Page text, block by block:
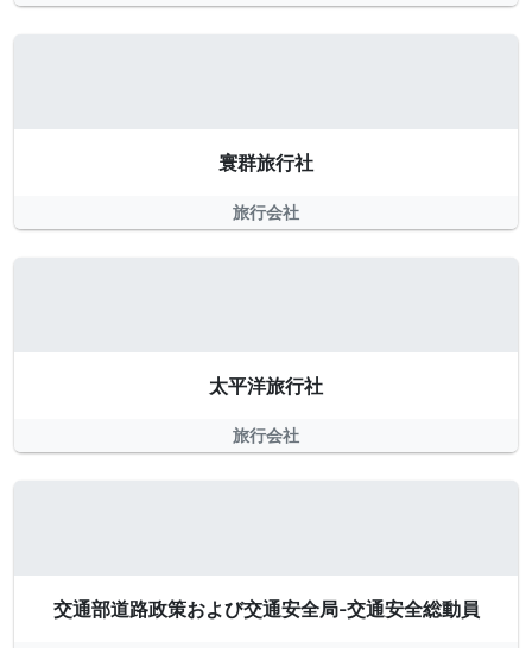
寰群旅行社
旅行会社
太平洋旅行社
旅行会社
交通部道路政策および交通安全局-交通安全総動員